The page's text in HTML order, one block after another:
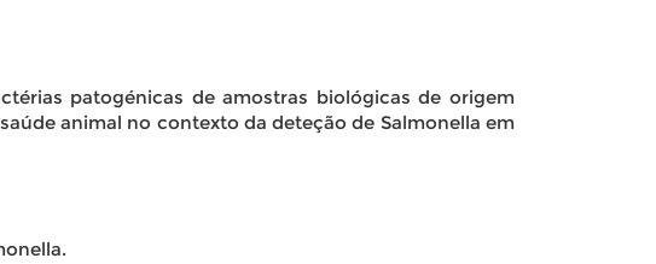
patogénicas de amostras biológicas de origem
animal no contexto da deteção de Salmonella em